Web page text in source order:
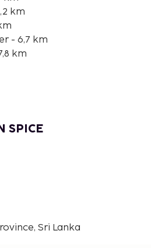
km
- 6,7 km
km
er til rådighed på
en have kan du nyde den
drage fordel af
et fitnesscenter. Nyd et
eller køb en snack på dette
SPICE
Sri Lanka